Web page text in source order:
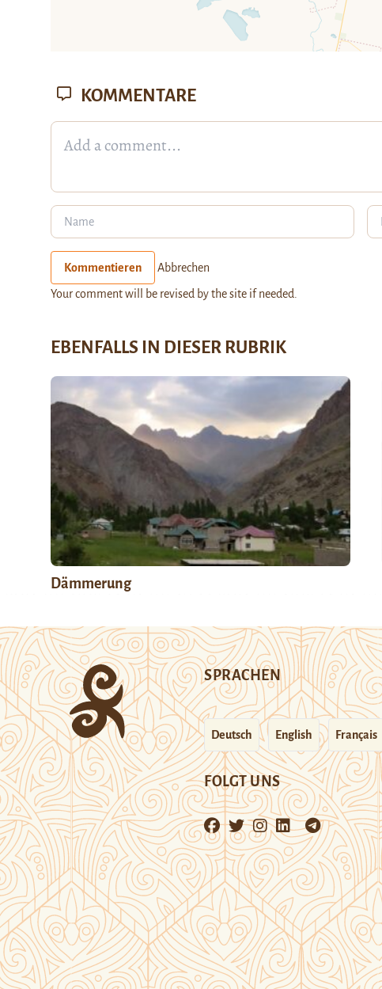
KOMMENTARE
Kommentieren Abbrechen
Your comment will be revised by the site if needed.
EBENFALLS IN DIESER RUBRIK
Dämmerung
SPRACHEN
Deutsch English Français
FOLGT UNS